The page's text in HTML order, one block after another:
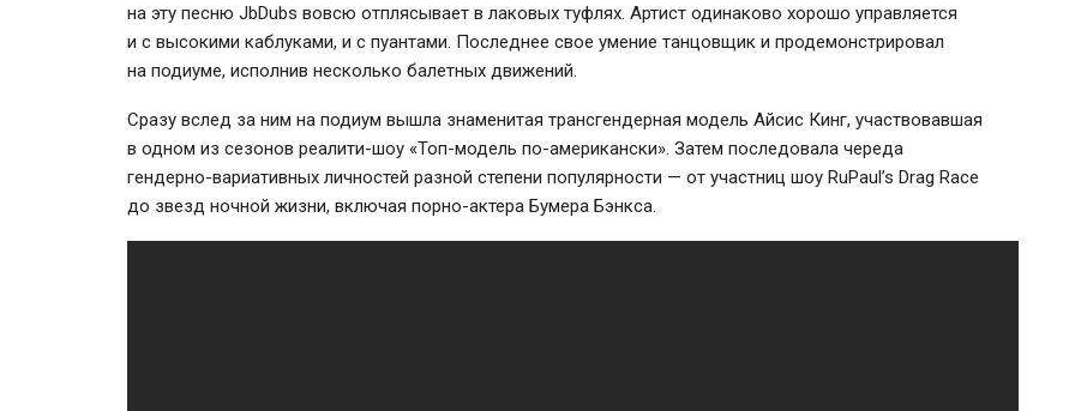
на эту песню JbDubs вовсю отплясывает в лаковых туфлях. Артист одинаково хорошо управляется
и с высокими каблуками, и с пуантами. Последнее свое умение танцовщик и продемонстрировал
на подиуме, исполнив несколько балетных движений.
Сразу вслед за ним на подиум вышла знаменитая трансгендерная модель Айсис Кинг, участвовавшая
в одном из сезонов реалити-шоу «Топ-модель по-американски» . Затем последовала череда
гендерно-вариативных личностей разной степени популярности — от участниц шоу RuPaul’s Drag Race
до звезд ночной жизни, включая порно-актера Бумера Бэнкса.